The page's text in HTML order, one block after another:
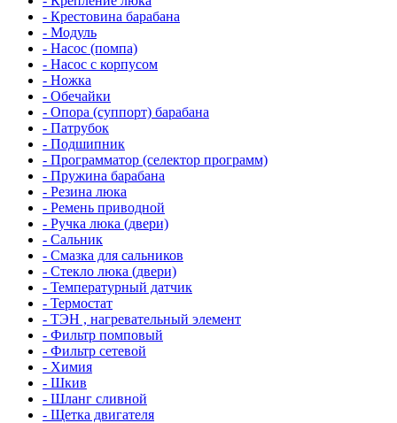
- Крестовина барабана
- Модуль
- Насос (помпа)
- Насос c корпусом
- Ножка
- Обечайки
- Опора (суппорт) барабана
- Патрубок
- Подшипник
- Программатор (селектор программ)
- Пружина барабана
- Резина люка
- Ремень приводной
- Ручка люка (двери)
- Сальник
- Смазка для сальников
- Стекло люка (двери)
- Температурный датчик
- Термостат
- ТЭН , нагревательный элемент
- Фильтр помповый
- Фильтр сетевой
- Химия
- Шкив
- Шланг сливной
- Щетка двигателя